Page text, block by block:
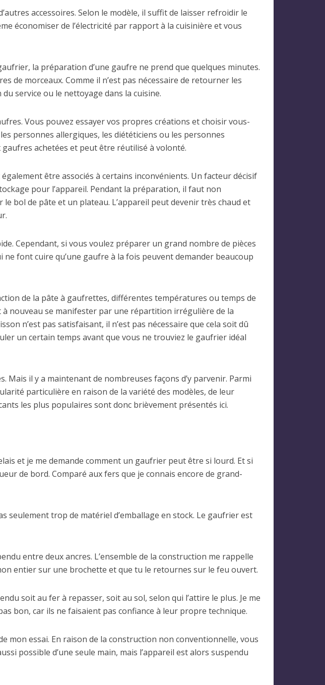
accessoires. Selon le modèle, il suffit de laisser refroidir le
économiser de l’électricité par rapport à la cuisinière et vous
la préparation d’une gaufre ne prend que quelques minutes.
de morceaux. Comme il n’est pas nécessaire de retourner les
service ou le nettoyage dans la cuisine.
Vous pouvez essayer vos propres créations et choisir vous-
personnes allergiques, les diététiciens ou les personnes
achetées et peut être réutilisé à volonté.
être associés à certains inconvénients. Un facteur décisif
pour l’appareil. Pendant la préparation, il faut non
bol de pâte et un plateau. L’appareil peut devenir très chaud et
Cependant, si vous voulez préparer un grand nombre de pièces
font cuire qu’une gaufre à la fois peuvent demander beaucoup
de la pâte à gaufrettes, différentes températures ou temps de
nouveau se manifester par une répartition irrégulière de la
n’est pas satisfaisant, il n’est pas nécessaire que cela soit dû
un certain temps avant que vous ne trouviez le gaufrier idéal
il y a maintenant de nombreuses façons d’y parvenir. Parmi
particulière en raison de la variété des modèles, de leur
les plus populaires sont donc brièvement présentés ici.
et je me demande comment un gaufrier peut être si lourd. Et si
de bord. Comparé aux fers que je connais encore de grand-
seulement trop de matériel d’emballage en stock. Le gaufrier est
entre deux ancres. L’ensemble de la construction me rappelle
entier sur une brochette et que tu le retournes sur le feu ouvert.
soit au fer à repasser, soit au sol, selon qui l’attire le plus. Je me
bon, car ils ne faisaient pas confiance à leur propre technique.
mon essai. En raison de la construction non conventionnelle, vous
possible d’une seule main, mais l’appareil est alors suspendu